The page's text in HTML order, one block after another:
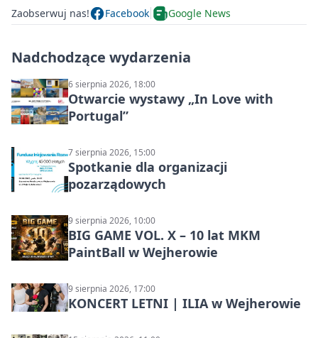
Zaobserwuj nas! Facebook Google News
Nadchodzące wydarzenia
6 sierpnia 2026, 18:00
Otwarcie wystawy „In Love with
Portugal”
7 sierpnia 2026, 15:00
Spotkanie dla organizacji
pozarządowych
9 sierpnia 2026, 10:00
BIG GAME VOL. X – 10 lat MKM
PaintBall w Wejherowie
9 sierpnia 2026, 17:00
KONCERT LETNI | ILIA w Wejherowie